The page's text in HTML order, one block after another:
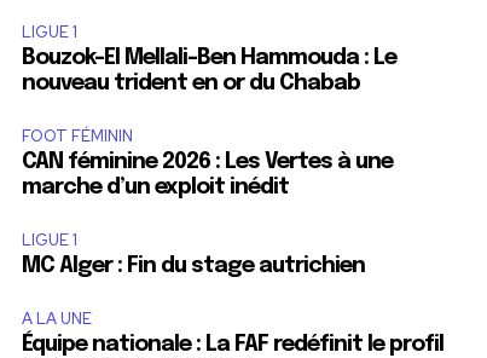
LIGUE 1
Bouzok-El Mellali-Ben Hammouda : Le
nouveau trident en or du Chabab
FOOT FÉMININ
CAN féminine 2026 : Les Vertes à une
marche d’un exploit inédit
LIGUE 1
MC Alger : Fin du stage autrichien
A LA UNE
Équipe nationale : La FAF redéfinit le profil